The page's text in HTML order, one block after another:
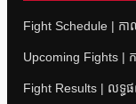
Fight Schedule | កា
Upcoming Fights | ក
Fight Results | លទ្ធ